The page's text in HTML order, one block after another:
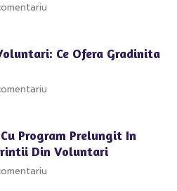
Ce Ofera Gradinita
Program Prelungit In
Din Voluntari